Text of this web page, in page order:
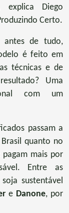
explica Diego
Certo.
antes de tudo,
é feito em
técnicas e de
Uma
com um
passam a
quanto no
mais por
Entre as
sustentável
e Danone, por